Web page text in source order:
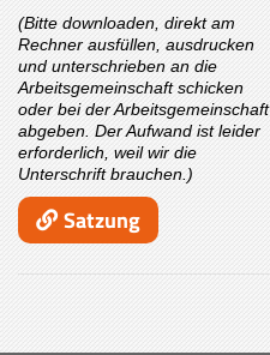
(Bitte downloaden, direkt am
Rechner ausfüllen, ausdrucken
und unterschrieben an die
Arbeitsgemeinschaft schicken
oder bei der Arbeitsgemeinschaft
abgeben. Der Aufwand ist leider
erforderlich, weil wir die
Unterschrift brauchen.)
Satzung